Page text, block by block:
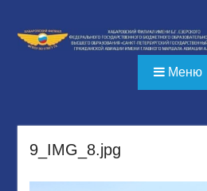
содержимому
Меню
9_IMG_8.jpg